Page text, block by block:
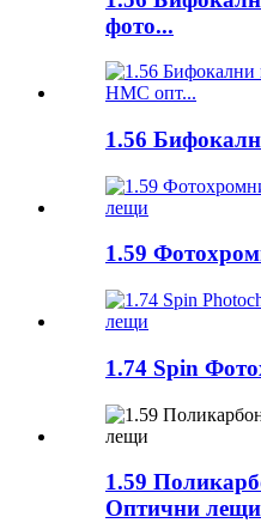
фото...
1.56
1.59
1.74 Spin
1.59
Оптични лещи